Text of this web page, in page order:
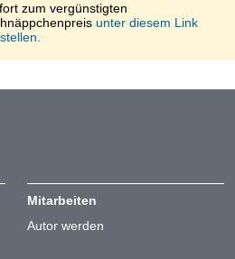
zum vergünstigten
unter diesem Link
Mitarbeiten
Autor werden